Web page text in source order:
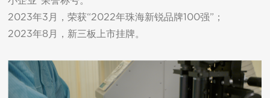
2023年3月，荣获“2022年珠海新锐品牌100强”；
2023年8月，新三板上市挂牌。